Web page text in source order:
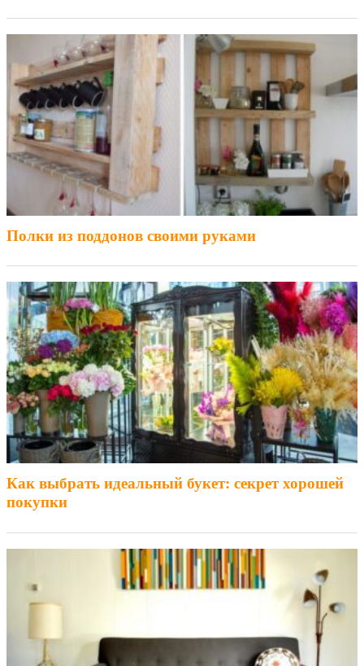
Полки из поддонов своими руками
Как выбрать идеальный букет: секрет хорошей
покупки